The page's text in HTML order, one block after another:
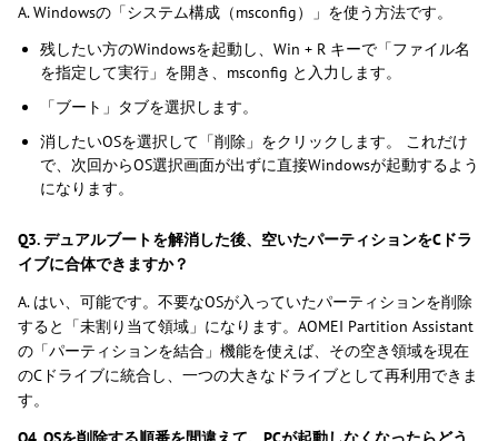
A. Windowsの「システム構成（msconfig）」を使う方法です。
残したい方のWindowsを起動し、Win + R キーで「ファイル名
を指定して実行」を開き、msconfig と入力します。
「ブート」タブを選択します。
消したいOSを選択して「削除」をクリックします。 これだけ
で、次回からOS選択画面が出ずに直接Windowsが起動するよう
になります。
Q3. デュアルブートを解消した後、空いたパーティションをCドラ
イブに合体できますか？
A. はい、可能です。不要なOSが入っていたパーティションを削除
すると「未割り当て領域」になります。AOMEI Partition Assistant
の「パーティションを結合」機能を使えば、その空き領域を現在
のCドライブに統合し、一つの大きなドライブとして再利用できま
す。